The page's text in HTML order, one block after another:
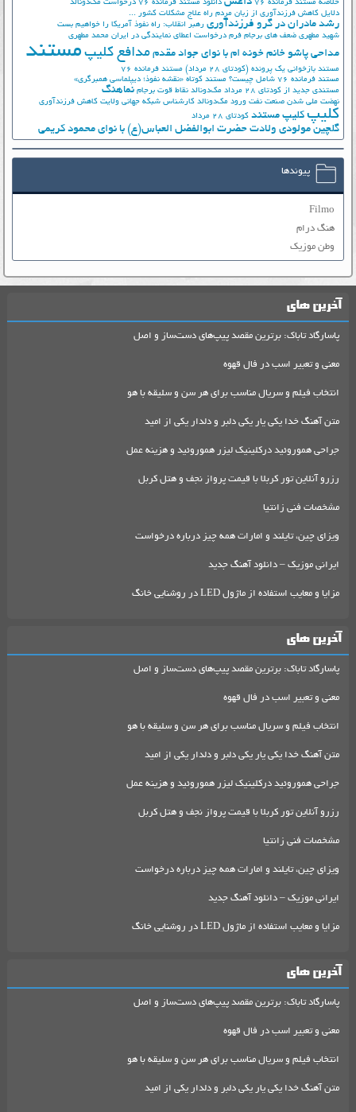
خلاصه مستند فرمانده 76
دانلود مستند فرمانده 76
درخواست مک‌دونالد
دلایل کاهش فرزندآوری از زبان مردم راه علاج مشکلات کشور ...
رشد مادران در گرو فرزندآوری رهبر انقلاب: راه نفوذ آمریکا را خواهیم بست
شهید مطهری ضعف های برجام فرم درخواست اعطای نمایندگی در ایران محمد مطهری
مداحی پاشو خانم خونه ام با نوای جواد مقدم مدافع کلیپ مستند
مستند بازخوانی یک پرونده (کودتای 28 مرداد)
مستند فرمانده 76
مستند فرمانده 76 شامل چیست؟
مستند کوتاه «نقشه نفوذ؛ دیپلماسی همبرگری»
مستندی جدید از کودتای 28 مرداد
مک‌دونالد نقاط قوت برجام نماهنگ
نهضت ملي شدن صنعت نفت ورود مک‌دونالد کارشناس شبکه جهانی ولایت کاهش فرزندآوری
کلیپ کلیپ مستند کودتای 28 مرداد
گلچین مولودی ولادت حضرت ابوالفضل العباس(ع) با نوای محمود کریمی
پیوندها
Filmo
هنگ درام
وطن موزیک
آخرین های
پاسارگاد تاباک: برترین مقصد پیپ‌های دست‌ساز و اصل
معنی و تعبیر اسب در فال قهوه
انتخاب فیلم و سریال مناسب برای هر سن و سلیقه با هو
متن آهنگ خدا یکی یار یکی دلبر و دلدار یکی از امید
جراحی هموروئید درکلینیک لیزر هموروئید و هزینه عمل
رزرو آنلاین تور کربلا با قیمت پرواز نجف و هتل کربل
مشخصات فنی زانتیا
ویزای چین، تایلند و امارات همه چیز درباره درخواست
ایرانی موزیک – دانلود آهنگ جدید
مزایا و معایب استفاده از ماژول LED در روشنایی خانگ
آخرین های
پاسارگاد تاباک: برترین مقصد پیپ‌های دست‌ساز و اصل
معنی و تعبیر اسب در فال قهوه
انتخاب فیلم و سریال مناسب برای هر سن و سلیقه با هو
متن آهنگ خدا یکی یار یکی دلبر و دلدار یکی از امید
جراحی هموروئید درکلینیک لیزر هموروئید و هزینه عمل
رزرو آنلاین تور کربلا با قیمت پرواز نجف و هتل کربل
مشخصات فنی زانتیا
ویزای چین، تایلند و امارات همه چیز درباره درخواست
ایرانی موزیک – دانلود آهنگ جدید
مزایا و معایب استفاده از ماژول LED در روشنایی خانگ
آخرین های
پاسارگاد تاباک: برترین مقصد پیپ‌های دست‌ساز و اصل
معنی و تعبیر اسب در فال قهوه
انتخاب فیلم و سریال مناسب برای هر سن و سلیقه با هو
متن آهنگ خدا یکی یار یکی دلبر و دلدار یکی از امید